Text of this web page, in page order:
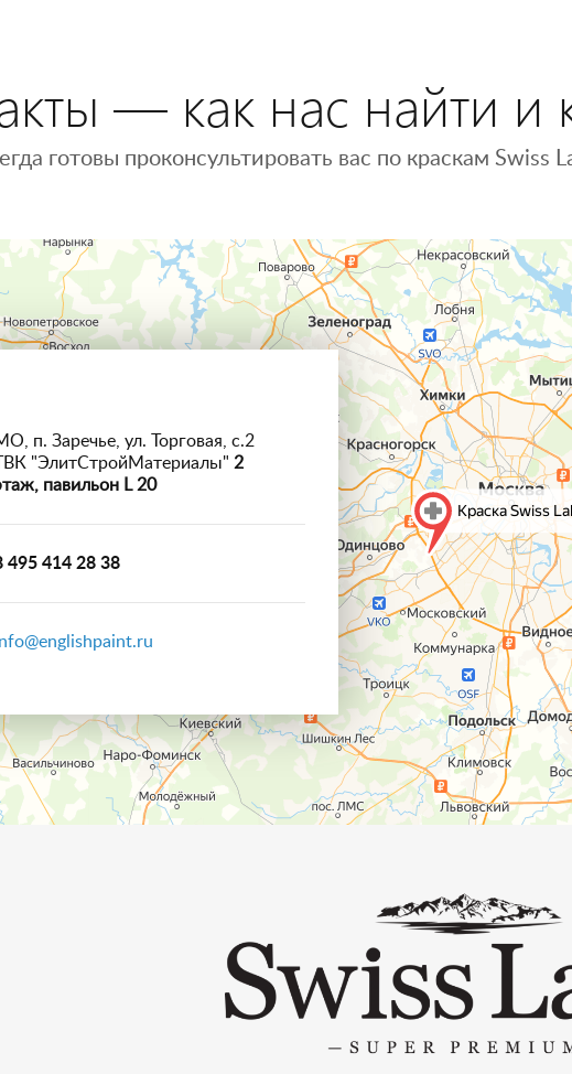
— как нас найти и
готовы проконсультировать вас по краскам
п. Заречье, ул. Торговая, с.2
ТВК "ЭлитСтройМатериалы" 2
павильон L 20
495 414 28 38